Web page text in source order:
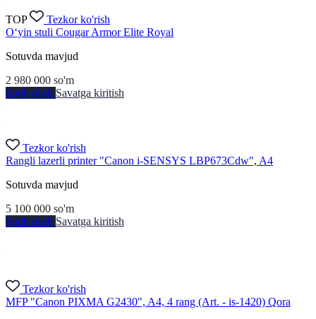
TOP
Tezkor ko'rish
O‘yin stuli Cougar Armor Elite Royal
Sotuvda mavjud
2 980 000 so'm
Sotib olish Savatga kiritish
Tezkor ko'rish
Rangli lazerli printer "Canon i-SENSYS LBP673Cdw", A4
Sotuvda mavjud
5 100 000 so'm
Sotib olish Savatga kiritish
Tezkor ko'rish
MFP "Canon PIXMA G2430", A4, 4 rang (Art. - is-1420) Qora